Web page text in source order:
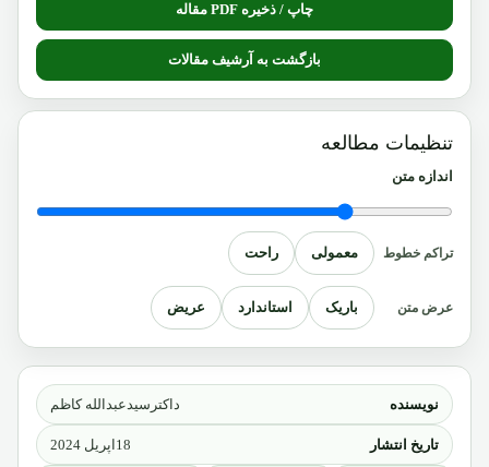
نویسنده داکترسیدعبدالله کاظم
تاریخ انتشار 18اپریل 2024
چاپ / ذخیره PDF مقاله
بازگشت به آرشیف مقالات
تنظیمات مطالعه
اندازه متن
تراکم خطوط معمولی راحت
عرض متن باریک استاندارد عریض